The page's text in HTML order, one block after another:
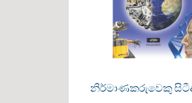
නිර්මාණකරුවෙකු